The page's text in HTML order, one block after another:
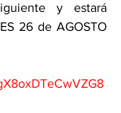
y estará
26 de AGOSTO